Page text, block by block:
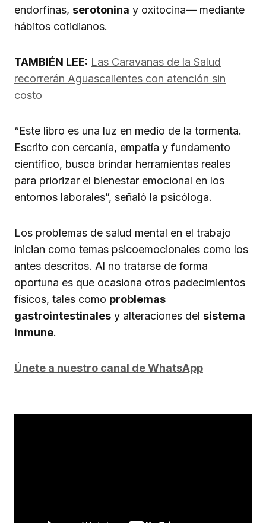
endorfinas, serotonina y oxitocina— mediante
hábitos cotidianos.
TAMBIÉN LEE: Las Caravanas de la Salud
recorrerán Aguascalientes con atención sin
costo
“Este libro es una luz en medio de la tormenta.
Escrito con cercanía, empatía y fundamento
científico, busca brindar herramientas reales
para priorizar el bienestar emocional en los
entornos laborales”, señaló la psicóloga.
Los problemas de salud mental en el trabajo
inician como temas psicoemocionales como los
antes descritos. Al no tratarse de forma
oportuna es que ocasiona otros padecimientos
físicos, tales como problemas
gastrointestinales y alteraciones del sistema
inmune.
Únete a nuestro canal de WhatsApp